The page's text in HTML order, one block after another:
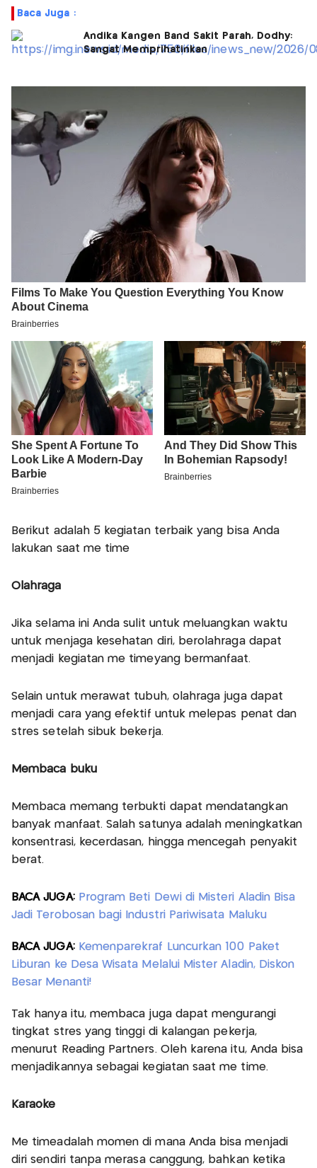
Baca Juga :
Andika Kangen Band Sakit Parah, Dodhy:
Sangat Memprihatinkan
Berikut adalah 5 kegiatan terbaik yang bisa Anda
lakukan saat me time
Olahraga
Jika selama ini Anda sulit untuk meluangkan waktu
untuk menjaga kesehatan diri, berolahraga dapat
menjadi kegiatan me timeyang bermanfaat.
Selain untuk merawat tubuh, olahraga juga dapat
menjadi cara yang efektif untuk melepas penat dan
stres setelah sibuk bekerja.
Membaca buku
Membaca memang terbukti dapat mendatangkan
banyak manfaat. Salah satunya adalah meningkatkan
konsentrasi, kecerdasan, hingga mencegah penyakit
berat.
BACA JUGA: Program Beti Dewi di Misteri Aladin Bisa
Jadi Terobosan bagi Industri Pariwisata Maluku
BACA JUGA: Kemenparekraf Luncurkan 100 Paket
Liburan ke Desa Wisata Melalui Mister Aladin, Diskon
Besar Menanti!
Tak hanya itu, membaca juga dapat mengurangi
tingkat stres yang tinggi di kalangan pekerja,
menurut Reading Partners. Oleh karena itu, Anda bisa
menjadikannya sebagai kegiatan saat me time.
Karaoke
Me timeadalah momen di mana Anda bisa menjadi
diri sendiri tanpa merasa canggung, bahkan ketika